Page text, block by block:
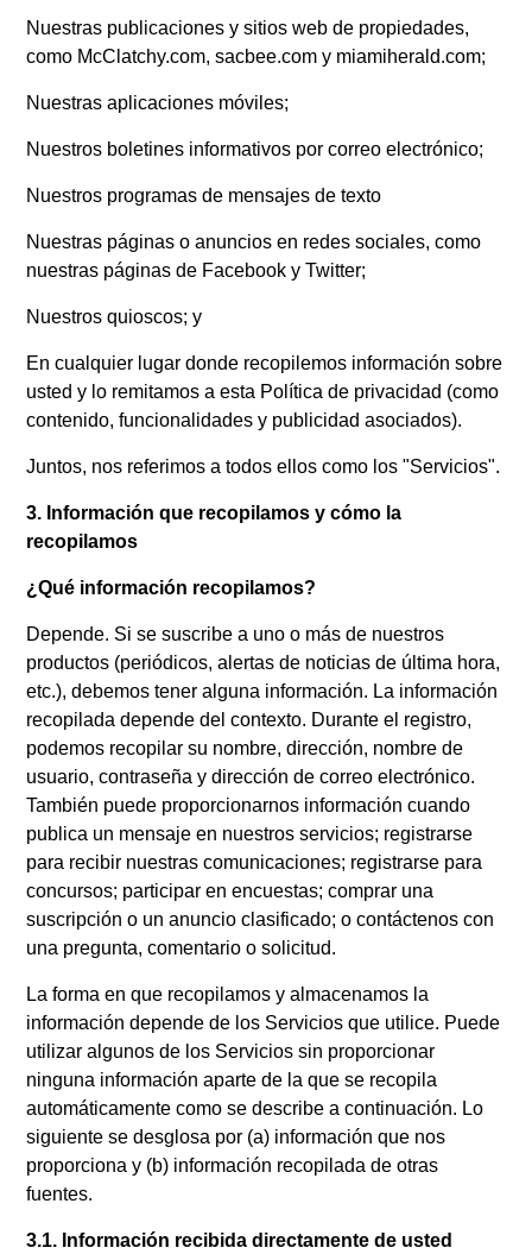
Nuestras publicaciones y sitios web de propiedades,
como McClatchy.com, sacbee.com y miamiherald.com;
Nuestras aplicaciones móviles;
Nuestros boletines informativos por correo electrónico;
Nuestros programas de mensajes de texto
Nuestras páginas o anuncios en redes sociales, como
nuestras páginas de Facebook y Twitter;
Nuestros quioscos; y
En cualquier lugar donde recopilemos información sobre
usted y lo remitamos a esta Política de privacidad (como
contenido, funcionalidades y publicidad asociados).
Juntos, nos referimos a todos ellos como los "Servicios".
3. Información que recopilamos y cómo la
recopilamos
¿Qué información recopilamos?
Depende. Si se suscribe a uno o más de nuestros
productos (periódicos, alertas de noticias de última hora,
etc.), debemos tener alguna información. La información
recopilada depende del contexto. Durante el registro,
podemos recopilar su nombre, dirección, nombre de
usuario, contraseña y dirección de correo electrónico.
También puede proporcionarnos información cuando
publica un mensaje en nuestros servicios; registrarse
para recibir nuestras comunicaciones; registrarse para
concursos; participar en encuestas; comprar una
suscripción o un anuncio clasificado; o contáctenos con
una pregunta, comentario o solicitud.
La forma en que recopilamos y almacenamos la
información depende de los Servicios que utilice. Puede
utilizar algunos de los Servicios sin proporcionar
ninguna información aparte de la que se recopila
automáticamente como se describe a continuación. Lo
siguiente se desglosa por (a) información que nos
proporciona y (b) información recopilada de otras
fuentes.
3.1. Información recibida directamente de usted